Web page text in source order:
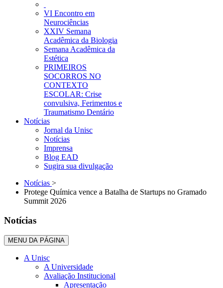
VI Encontro em
Neurociências
XXIV Semana
Acadêmica da Biologia
Semana Acadêmica da
Estética
PRIMEIROS
SOCORROS NO
CONTEXTO
ESCOLAR: Crise
convulsiva, Ferimentos e
Traumatismo Dentário
Notícias
Jornal da Unisc
Notícias
Imprensa
Blog EAD
Sugira sua divulgação
Notícias >
Protege Química vence a Batalha de Startups no Gramado
Summit 2026
Notícias
MENU DA PÁGINA
A Unisc
A Universidade
Avaliação Institucional
Apresentação